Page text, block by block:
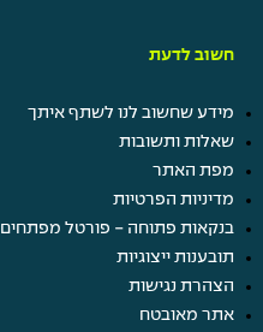
חשוב לדעת
מידע שחשוב לנו לשתף איתך
שאלות ותשובות
מפת האתר
מדיניות הפרטיות
בנקאות פתוחה - פורטל מפתחים
תובענות ייצוגיות
הצהרת נגישות
אתר מאובטח